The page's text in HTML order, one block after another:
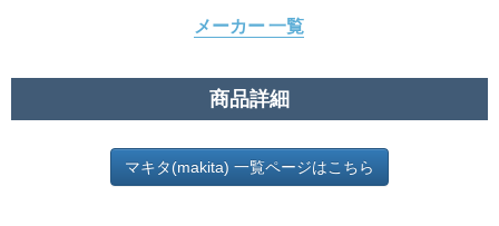
メーカー 一覧
商品詳細
マキタ(makita) 一覧ページはこちら